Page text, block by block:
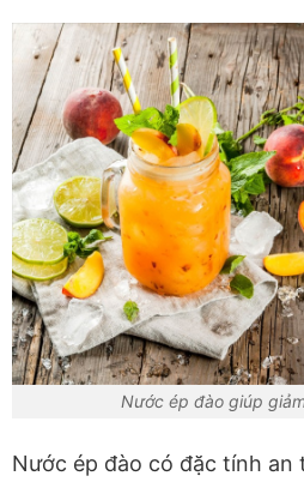
Nước ép đào giúp
Nước ép đào có đặc tính an